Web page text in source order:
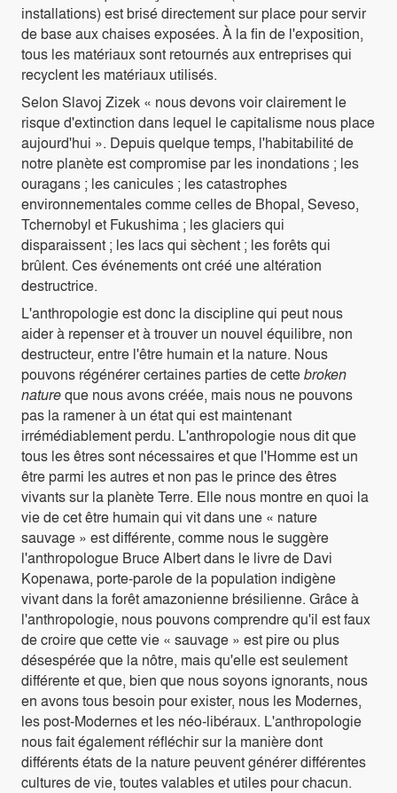
installations) est brisé directement sur place pour servir
de base aux chaises exposées. À la fin de l'exposition,
tous les matériaux sont retournés aux entreprises qui
recyclent les matériaux utilisés.
Selon Slavoj Zizek « nous devons voir clairement le
risque d'extinction dans lequel le capitalisme nous place
aujourd'hui ». Depuis quelque temps, l'habitabilité de
notre planète est compromise par les inondations ; les
ouragans ; les canicules ; les catastrophes
environnementales comme celles de Bhopal, Seveso,
Tchernobyl et Fukushima ; les glaciers qui
disparaissent ; les lacs qui sèchent ; les forêts qui
brûlent. Ces événements ont créé une altération
destructrice.
L'anthropologie est donc la discipline qui peut nous
aider à repenser et à trouver un nouvel équilibre, non
destructeur, entre l'être humain et la nature. Nous
pouvons régénérer certaines parties de cettebroken
natureque nous avons créée, mais nous ne pouvons
pas la ramener à un état qui est maintenant
irrémédiablement perdu. L'anthropologie nous dit que
tous les êtres sont nécessaires et que l'Homme est un
être parmi les autres et non pas le prince des êtres
vivants sur la planète Terre. Elle nous montre en quoi la
vie de cet être humain qui vit dans une « nature
sauvage » est différente, comme nous le suggère
l'anthropologue Bruce Albert dans le livre de Davi
Kopenawa, porte-parole de la population indigène
vivant dans la forêt amazonienne brésilienne. Grâce à
l'anthropologie, nous pouvons comprendre qu'il est faux
de croire que cette vie « sauvage » est pire ou plus
désespérée que la nôtre, mais qu'elle est seulement
différente et que, bien que nous soyons ignorants, nous
en avons tous besoin pour exister, nous les Modernes,
les post-Modernes et les néo-libéraux. L'anthropologie
nous fait également réfléchir sur la manière dont
différents états de la nature peuvent générer différentes
cultures de vie, toutes valables et utiles pour chacun.